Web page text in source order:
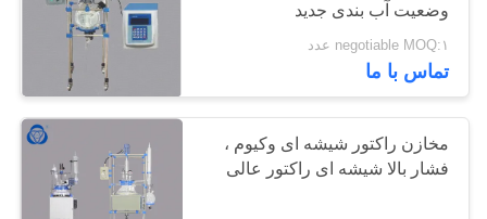
مخزن شیشه ای با
ژاکت
6
وضعیت آب بندی جدید
negotiable MOQ:۱ عدد
تماس با ما
مخازن راکتور شیشه ای وکیوم ،
فشار بالا شیشه ای راکتور عالی